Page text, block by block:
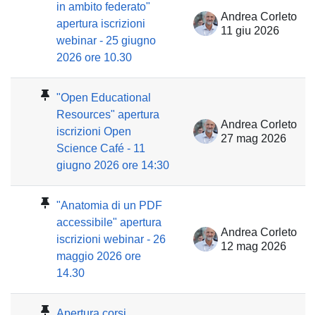
in ambito federato"
apertura iscrizioni
webinar - 25 giugno
2026 ore 10.30
Andrea Corleto
11 giu 2026
"Open Educational
Resources" apertura
iscrizioni Open
Science Café - 11
giugno 2026 ore 14:30
Andrea Corleto
27 mag 2026
"Anatomia di un PDF
accessibile" apertura
iscrizioni webinar - 26
maggio 2026 ore
14.30
Andrea Corleto
12 mag 2026